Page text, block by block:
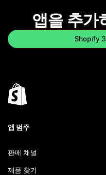
앱을 추가
Shopify 3
앱 범주
판매 채널
제품 찾기